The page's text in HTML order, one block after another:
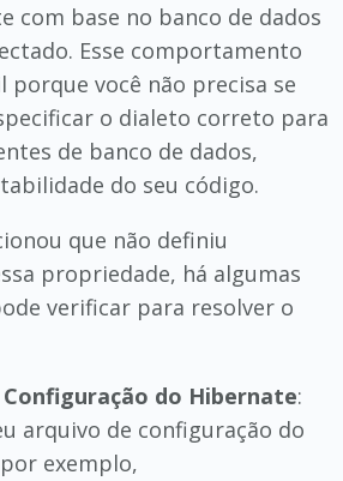
com base no banco de dados
Esse comportamento
você não precisa se
o dialeto correto para
de banco de dados,
do seu código.
que não definiu
propriedade, há algumas
verificar para resolver o
do Hibernate:
arquivo de configuração do
exemplo,